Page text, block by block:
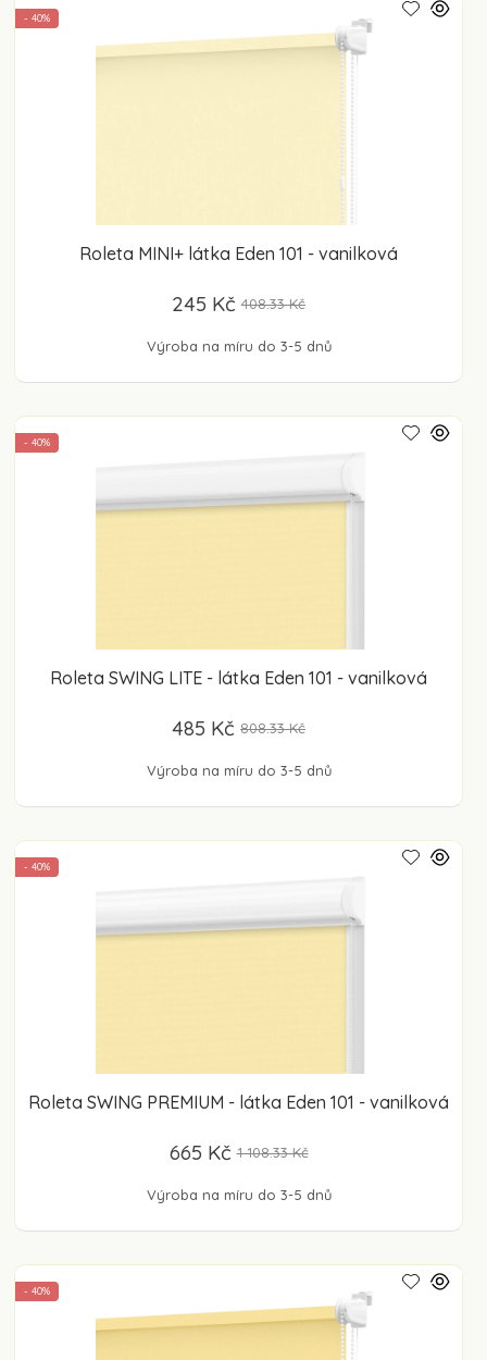
Roleta MINI+ látka Eden 101 - vanilková
- 40%
Výroba na míru do 3-5 dnů
245 Kč 408.33 Kč
Roleta SWING LITE - látka Eden 101 - vanilková
- 40%
Výroba na míru do 3-5 dnů
485 Kč 808.33 Kč
Roleta SWING PREMIUM - látka Eden 101 - vanilková
- 40%
Výroba na míru do 3-5 dnů
665 Kč 1 108.33 Kč
- 40%